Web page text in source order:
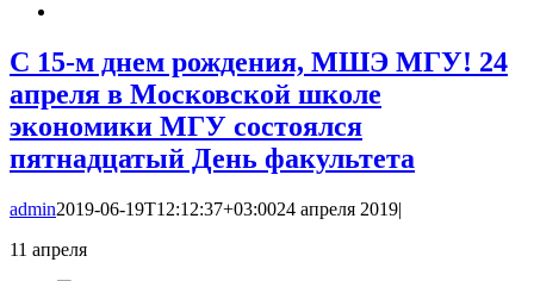
С 15-м днем рождения, МШЭ МГУ! 24
апреля в Московской школе
экономики МГУ состоялся
пятнадцатый День факультета
admin2019-06-19T12:12:37+03:0024 апреля 2019|
11 апреля